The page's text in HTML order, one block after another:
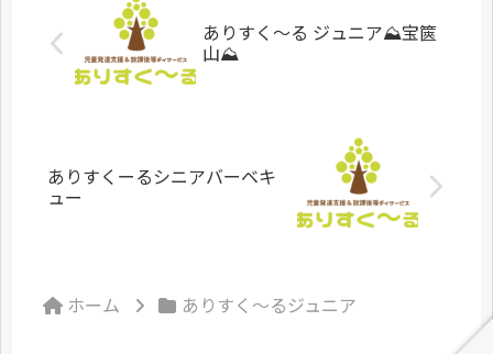
ありすく〜る ジュニア⛰️宝篋
山⛰️
ありすくーるシニアバーベキ
ュー
ホーム ありすく～るジュニア